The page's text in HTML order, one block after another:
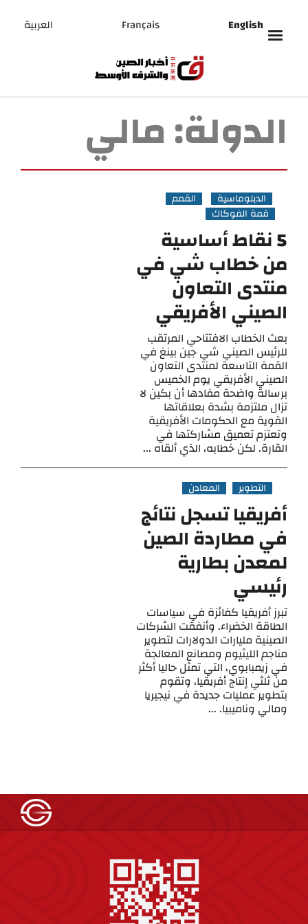
English
Français العربية
الدولة:مالي
الدبلوماسية
القمم
قمة الفوكاك
5 نقاط أساسية
من خطاب شي في
منتدى التعاون
الصيني الأفريقي
بعث الخطاب الافتتاحي المرتقب
للرئيس الصيني شي جين بينغ في
القمة التاسعة لمنتدى التعاون
الصيني الأفريقي يوم الخميس
برسالة واضحة مفادها أن بكين لا
تزال ملتزمة بشدة بعلاقاتها
القوية مع الحكومات الأفريقية
وتعتزم تعميق مشاركتها في
القارة. لكن خطابه، الذي ألقاه ...
التطوير المعادن
أفريقيا تسجل نتائج
في مطاردة الصين
لمعدن بطارية
رئيسي
تبرز أفريقيا كفائزة في سياسات
الطاقة الخضراء. وأنفقت الشركات
الصينية مليارات الدولارات لتطوير
مناجم الليثيوم ومصانع المعالجة
في زيمبابوي، التي تمثل حاليا أكثر
من ثلثي إنتاج أفريقيا، وتقوم
بتطوير عمليات جديدة في نيجيريا
ومالي وناميبيا. ...